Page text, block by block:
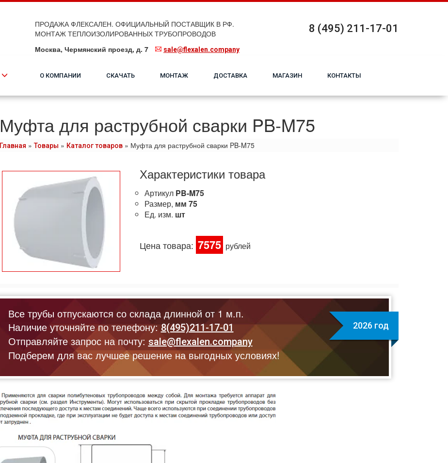
ПРОДАЖА ФЛЕКСАЛЕН. ОФИЦИАЛЬНЫЙ ПОСТАВЩИК В РФ.
МОНТАЖ ТЕПЛОИЗОЛИРОВАННЫХ ТРУБОПРОВОДОВ
Москва, Чермянский проезд, д. 7
sale@flexalen.company
8 (495) 211-17-01
О КОМПАНИИ СКАЧАТЬ МОНТАЖ ДОСТАВКА МАГАЗИН КОНТАКТЫ
Муфта для раструбной сварки PB-M75
Главная »Товары » Каталог товаров» Муфта для раструбной сварки PB-M75
Характеристики товара
Артикул PB-M75
Размер, мм 75
Ед. изм. шт
Цена товара: 7575 рублей
Все трубы отпускаются со склада длинной от 1 м.п.
Наличие уточняйте по телефону:8(495)211-17-01
Отправляйте запрос на почту: sale@flexalen.company
Подберем для вас лучшее решение на выгодных условиях!
2026 год